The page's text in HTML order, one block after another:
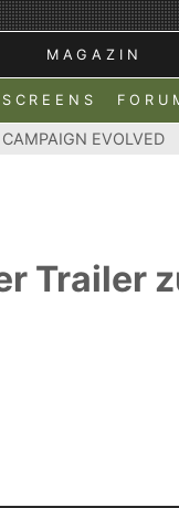
MAGAZIN
SCREENS
EVOLVED
Trailer